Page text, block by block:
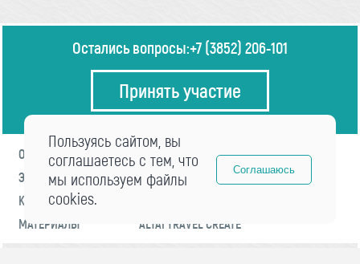
Остались вопросы:+7 (3852) 206-101
Принять участие
О ФОРУМЕ
ПРОГРАММА
ЭКСПЕРТЫ
НОВОСТИ
КОНТАКТЫ
МАТЕРИАЛЫ
ALTAI TRAVEL CREATE
Пользуясь сайтом, вы
соглашаетесь с тем, что
мы используем файлы
cookies.
Соглашаюсь